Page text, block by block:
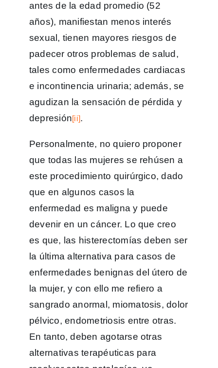
antes de la edad promedio (52
años), manifiestan menos interés
sexual, tienen mayores riesgos de
padecer otros problemas de salud,
tales como enfermedades cardiacas
e incontinencia urinaria; además, se
agudizan la sensación de pérdida y
depresión[ii].
Personalmente, no quiero proponer
que todas las mujeres se rehúsen a
este procedimiento quirúrgico, dado
que en algunos casos la
enfermedad es maligna y puede
devenir en un cáncer. Lo que creo
es que, las histerectomías deben ser
la última alternativa para casos de
enfermedades benignas del útero de
la mujer, y con ello me refiero a
sangrado anormal, miomatosis, dolor
pélvico, endometriosis entre otras.
En tanto, deben agotarse otras
alternativas terapéuticas para